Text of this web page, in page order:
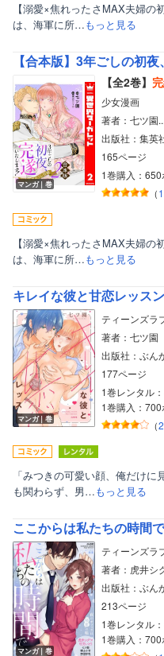
【溺愛×焦れったさMAX夫婦
は、海軍に所…もっと見る
マンガ｜巻
【全2巻】
少女漫画
著者：七ツ園
出版社：集英
165ページ
1巻購入：650
（1
【溺愛×焦れったさMAX夫婦
は、海軍に所…もっと見る
キレイな彼と甘恋レッス
マンガ｜巻
ティーンズラ
著者：七ツ園
出版社：ぶん
177ページ
1巻レンタル
1巻購入：700
（2
「みつきの可愛い顔、俺だけ
も関わらず、男…もっと見る
マンガ｜巻
ティーンズラ
著者：虎井シ
出版社：ぶん
213ページ
1巻レンタル
1巻購入：700